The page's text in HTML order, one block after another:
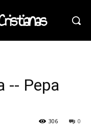
-- Pepa
0
306